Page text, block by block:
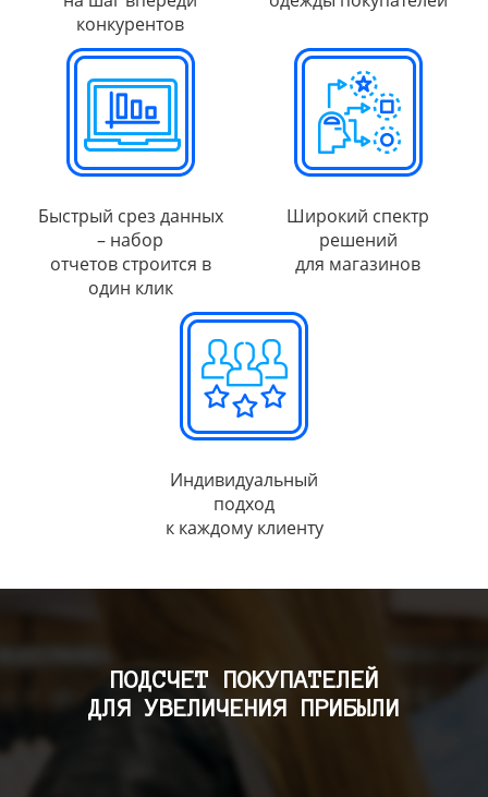
конкурентов
Быстрый срез данных
– набор
отчетов строится в
один клик
Широкий спектр
решений
для магазинов
Индивидуальный
подход
к каждому клиенту
ПОДСЧЕТ ПОКУПАТЕЛЕЙ
ДЛЯ УВЕЛИЧЕНИЯ ПРИБЫЛИ